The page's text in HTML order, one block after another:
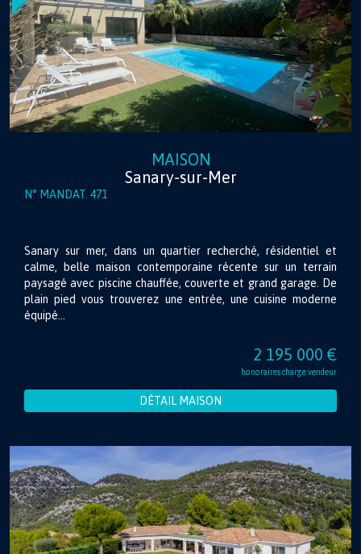
MAISON
Sanary-sur-Mer
N° MANDAT. 471
Sanary sur mer, dans un quartier recherché, résidentiel et
calme, belle maison contemporaine récente sur un terrain
paysagé avec piscine chauffée, couverte et grand garage. De
plain pied vous trouverez une entrée, une cuisine moderne
équipé...
2 195 000 €
honoraires charge vendeur
DÉTAIL MAISON